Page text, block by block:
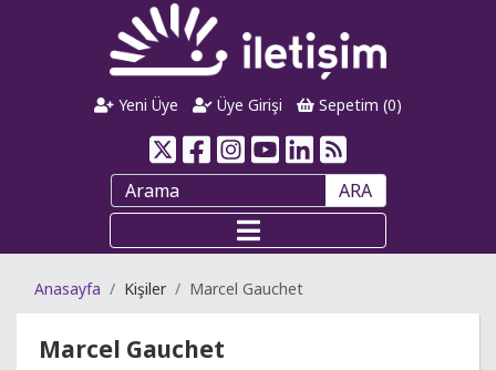
Yeni Üye Üye Girişi Sepetim (0)
ARA
Anasayfa Kişiler Marcel Gauchet
Marcel Gauchet